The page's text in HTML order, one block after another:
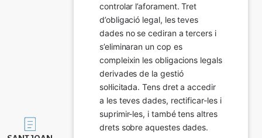
Imatge
controlar l’aforament. Tret
d’obligació legal, les teves
dades no se cediran a tercers i
s’eliminaran un cop es
compleixin les obligacions legals
derivades de la gestió
sol·licitada. Tens dret a accedir
a les teves dades, rectificar-les i
suprimir-les, i també tens altres
drets sobre aquestes dades.